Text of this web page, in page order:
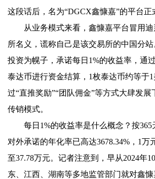
这段话后，名为“DGCX鑫慷嘉”的平台正
从业务模式来看，鑫慷嘉平台冒用
所名义，谎称自己是该交易所的中国分
投资为幌子，承诺每日1%的收益率，通
泰达币进行资金结算，1枚泰达币约等于
过“直推奖励”“团队佣金”等方式大肆发
传销模式。
每日1%的收益率是什么概念？按365
对外承诺的年化率已高达3678.34%，1万
至37.78万元。记者注意到，早从2024年
东、江西、湖南等多地监管部门就对鑫慷